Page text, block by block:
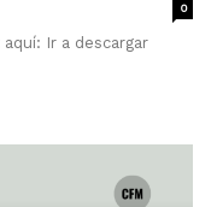
0
Ir a descargar